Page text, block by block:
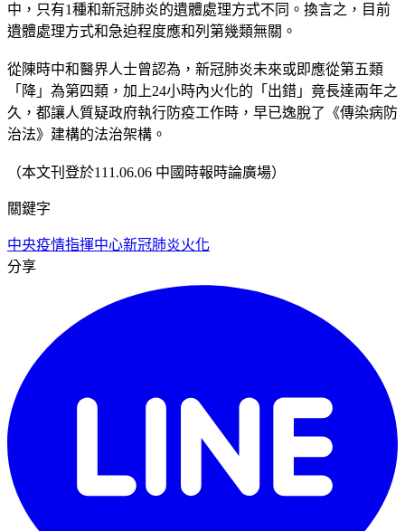
中，只有1種和新冠肺炎的遺體處理方式不同。換言之，目前
遺體處理方式和急迫程度應和列第幾類無關。
從陳時中和醫界人士曾認為，新冠肺炎未來或即應從第五類
「降」為第四類，加上24小時內火化的「出錯」竟長達兩年之
久，都讓人質疑政府執行防疫工作時，早已逸脫了《傳染病防
治法》建構的法治架構。
（本文刊登於111.06.06 中國時報時論廣場）
關鍵字
中央疫情指揮中心新冠肺炎火化
分享